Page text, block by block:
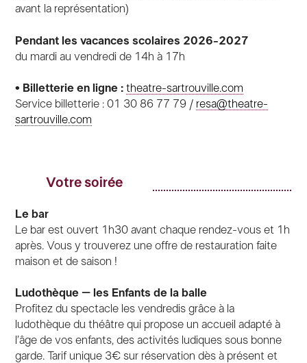
avant la représentation)
Pendant les vacances scolaires 2026-2027
du mardi au vendredi de 14h à 17h
• Billetterie en ligne :theatre-sartrouville.com
Service billetterie : 01 30 86 77 79 / resa@theatre-
sartrouville.com
Votre soirée
Le bar
Le bar est ouvert 1h30 avant chaque rendez-vous et 1h
après. Vous y trouverez une offre de restauration faite
maison et de saison !
Ludothèque – les Enfants de la balle
Profitez du spectacle les vendredis grâce à la
ludothèque du théâtre qui propose un accueil adapté à
l’âge de vos enfants, des activités ludiques sous bonne
garde. Tarif unique 3€ sur réservation dès à présent et